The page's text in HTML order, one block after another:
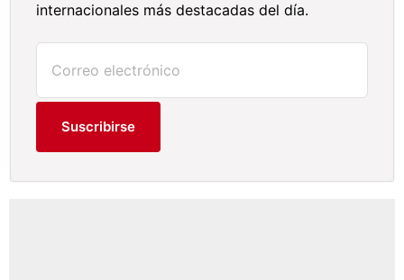
internacionales más destacadas del día.
Suscribirse